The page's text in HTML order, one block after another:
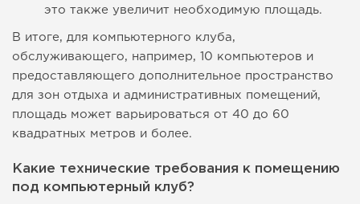
это также увеличит необходимую площадь.
В итоге, для компьютерного клуба,
обслуживающего, например, 10 компьютеров и
предоставляющего дополнительное пространство
для зон отдыха и административных помещений,
площадь может варьироваться от 40 до 60
квадратных метров и более.
Какие технические требования к помещению
под компьютерный клуб?